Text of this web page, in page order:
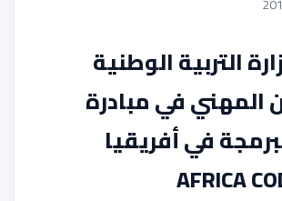
التربية الوطنية
المهني في مبادرة
في أفريقيا
AFRICA